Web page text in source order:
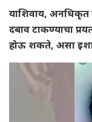
याशिवाय, अनधिकृत
दबाव टाकण्याचा
होऊ शकते, असा